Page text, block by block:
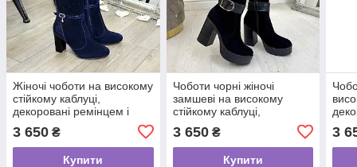
Жіночі чоботи на високому
стійкому каблуці,
декоровані ремінцем і
3 650 ₴
Купити
Чоботи чорні жіночі
замшеві на високому
стійкому каблуці,
3 650₴
Купити
3